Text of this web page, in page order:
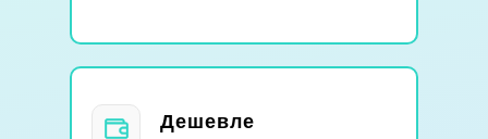
Дешевле